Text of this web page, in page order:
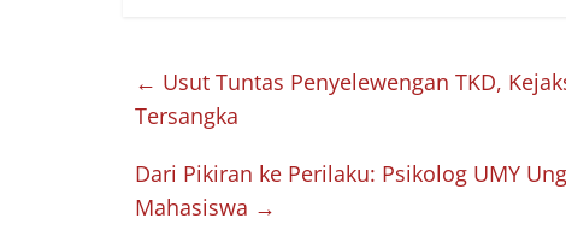
← Usut Tuntas Penyelewengan TKD,
Tersangka
Dari Pikiran ke Perilaku: Psikolog UMY
Mahasiswa →